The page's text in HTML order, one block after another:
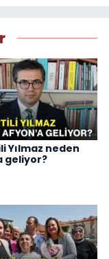
Yılmaz neden
geliyor?